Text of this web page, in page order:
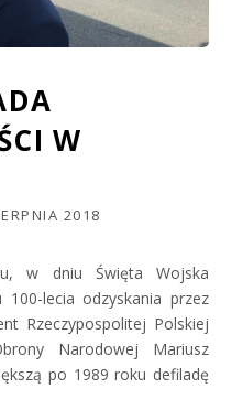
W
2018
w dniu Święta Wojska
lecia odzyskania przez
Rzeczypospolitej Polskiej
Narodowej Mariusz
po 1989 roku defiladę